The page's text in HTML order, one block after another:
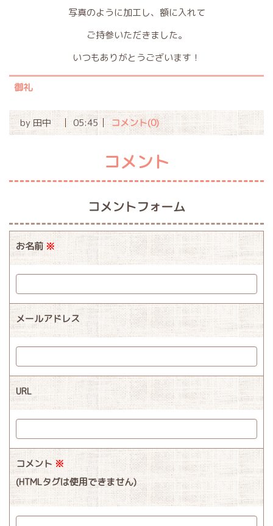
写真のように加工し、額に入れて
ご持参いただきました。
いつもありがとうございます！
御礼
by田中 05:45 コメント(0)
コメント
コメントフォーム
お名前※
メールアドレス
URL
コメント※
(HTMLタグは使用できません)